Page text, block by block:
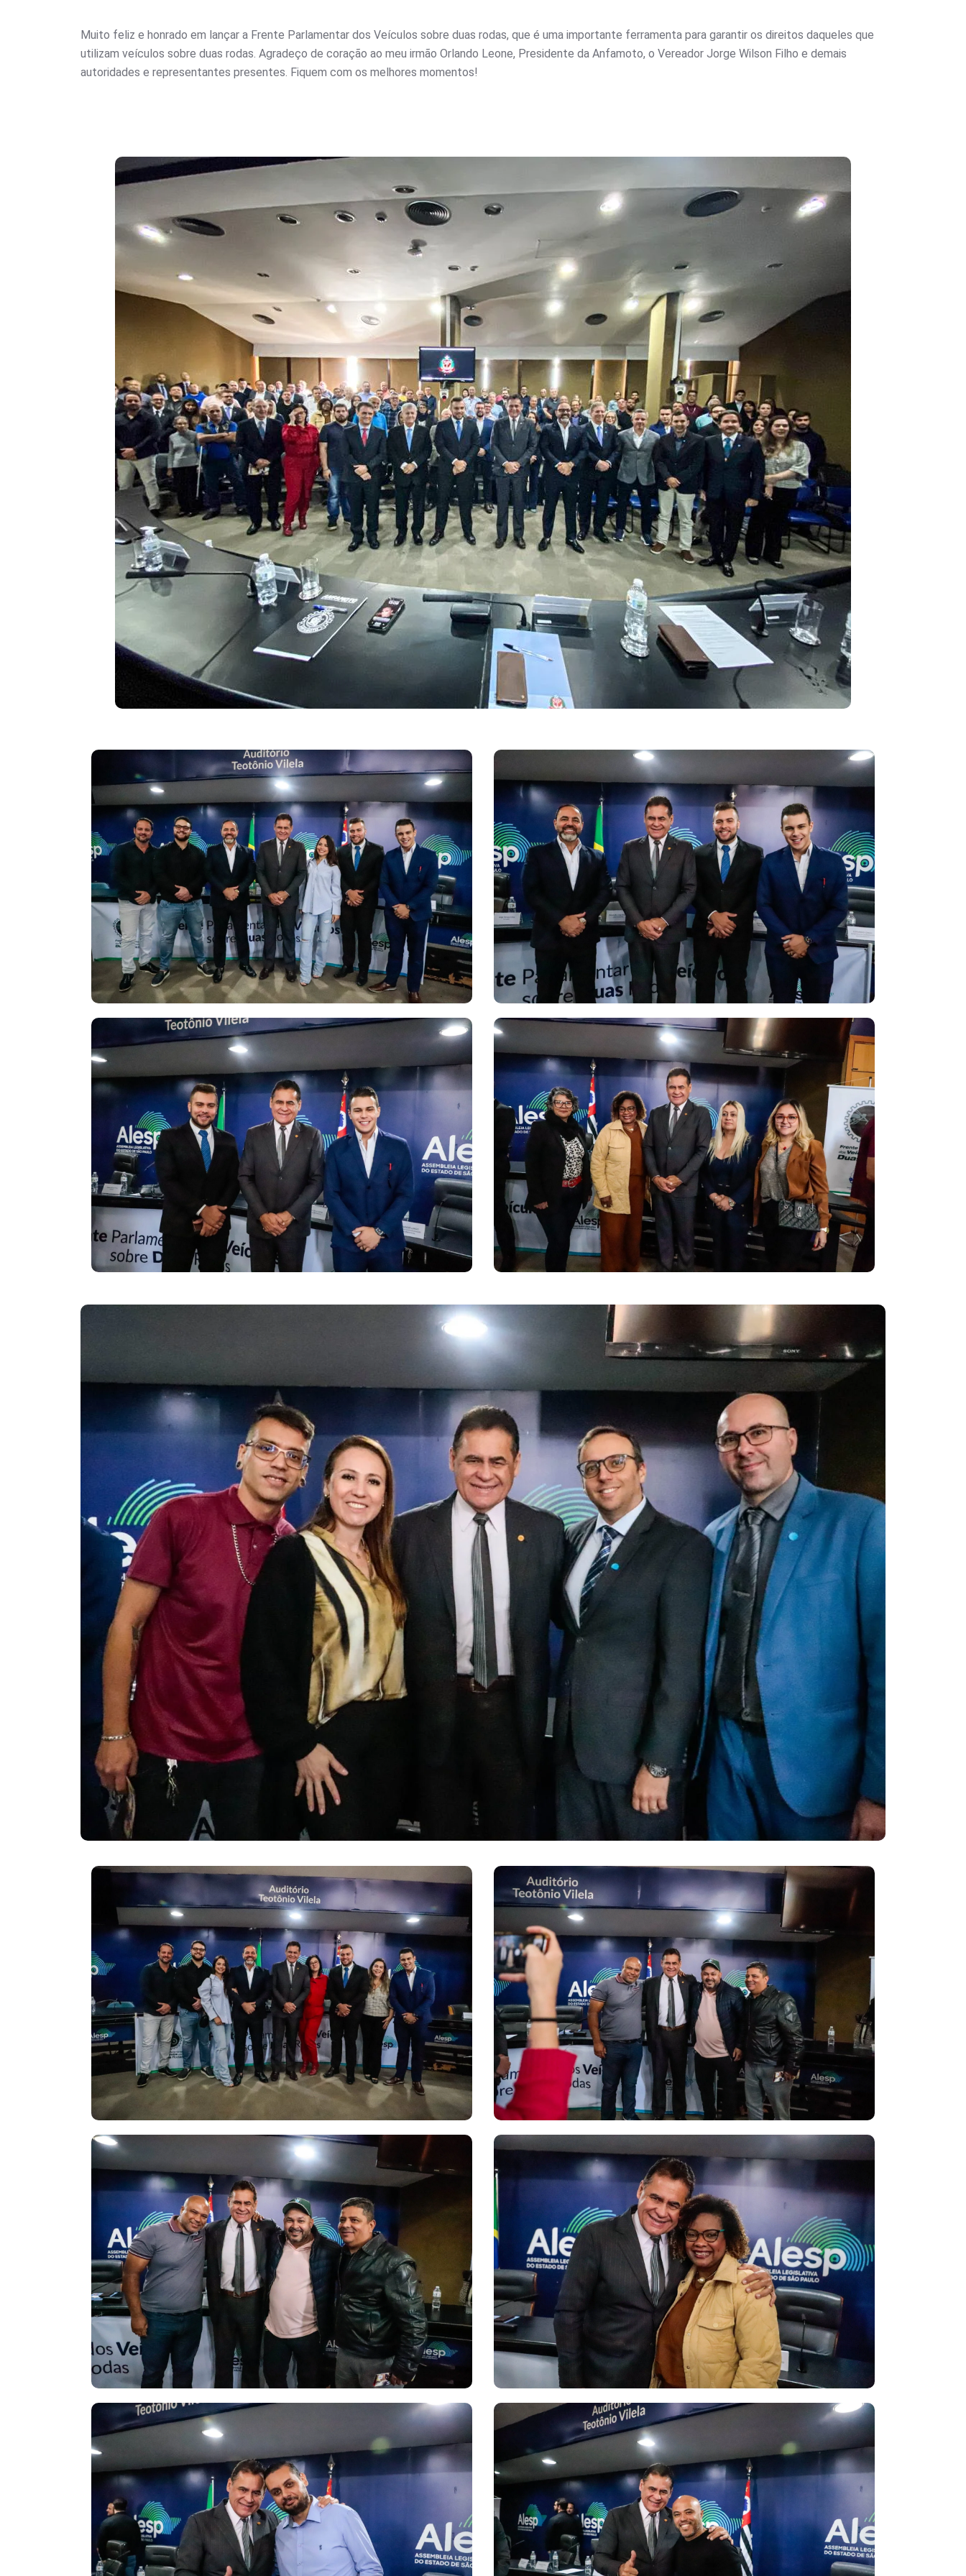
Muito feliz e honrado em lançar a Frente Parlamentar dos Veículos sobre duas rodas, que é uma importante ferramenta para garantir os direitos daqueles que
utilizam veículos sobre duas rodas. Agradeço de coração ao meu irmão Orlando Leone, Presidente da Anfamoto, o Vereador Jorge Wilson Filho e demais
autoridades e representantes presentes. Fiquem com os melhores momentos!